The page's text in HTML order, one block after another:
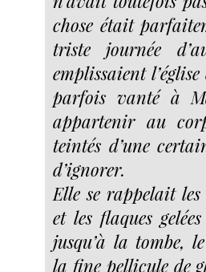
chose était
triste journée
emplissaient
parfois vanté à
appartenir au
teintés d’une
d’ignorer.
Elle se rappelait
et les flaques
jusqu’à la tombe,
la fine pellicule de